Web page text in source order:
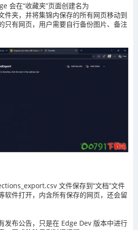
会在“收藏夹”页面创建名为
件夹，并将集锦内保存的所有网页移动到
只有网页，用户需要自行备份图片、备注
文件保存到“文档”文件
软件打开，内含所有保存的网页，还会留
发布公告，只是在 Edge Dev 版本中进行